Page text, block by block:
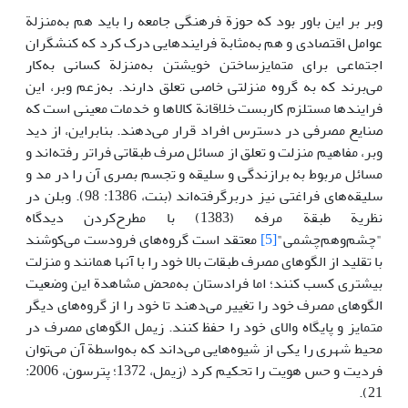
وبر بر این باور بود که حوزة فرهنگی جامعه را باید هم به‌منزلة
عوامل اقتصادی و هم به‌مثابة فرایندهایی درک کرد که کنشگران
اجتماعی برای متمایزساختن خویشتن به‌منزلة کسانی به‌کار
می‌برند که به گروه منزلتی خاصی تعلق دارند. به‌زعم وبر، این
فرایندها مستلزم کاربست خلاقانة کالاها و خدمات معینی است که
صنایع مصرفی در دسترس افراد قرار می‌دهند. بنابراین، از دید
وبر، مفاهیم منزلت و تعلق از مسائل صرف طبقاتی فراتر رفته‌اند و
مسائل مربوط به برازندگی و سلیقه و تجسم بصری آن را در مد و
‌سلیقه‌های فراغتی نیز دربر‌گرفته‌اند (بنت، 1386: 98). وبلن در
نظریة طبقة مرفه (1383) با مطرح‌کردن دیدگاه
"چشم‌وهم‌چشمی"[5] معتقد است گروه‌های فرودست می‌کوشند
با تقلید از الگوهای مصرف طبقات بالا خود را با آنها همانند و منزلت
بیشتری کسب کنند؛ اما فرادستان به‌محض مشاهدة این وضعیت
الگو‌های مصرف خود را تغییر می‌دهند تا خود را از گروه‌های دیگر
متمایز و پایگاه والای خود را حفظ کنند. زیمل الگوهای مصرف در
محیط شهری را یکی از شیوه‌هایی می‌داند که به‌واسطة آن می‌توان
فردیت و حس هویت را تحکیم کرد (زیمل، 1372؛ پترسون، 2006:
21).